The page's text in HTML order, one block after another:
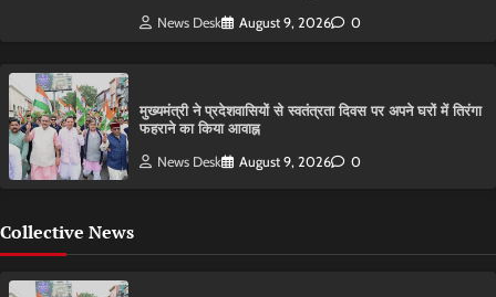
News Desk August 9, 2026 0
मुख्यमंत्री ने प्रदेशवासियों से स्वतंत्रता दिवस पर अपने घरों में तिरंगा
फहराने का किया आवाह्न
News Desk August 9, 2026 0
Collective News